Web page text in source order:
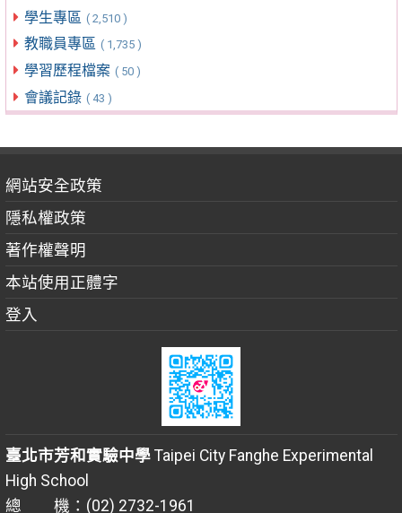
學生專區 ( 2,510 )
教職員專區 ( 1,735 )
學習歷程檔案 ( 50 )
會議記錄 ( 43 )
網站安全政策
隱私權政策
著作權聲明
本站使用正體字
登入
臺北市芳和實驗中學Taipei City Fanghe Experimental
High School
總 機：(02) 2732-1961